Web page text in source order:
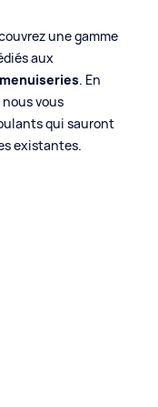
une gamme
aux
. En
nous vous
qui sauront
existantes.